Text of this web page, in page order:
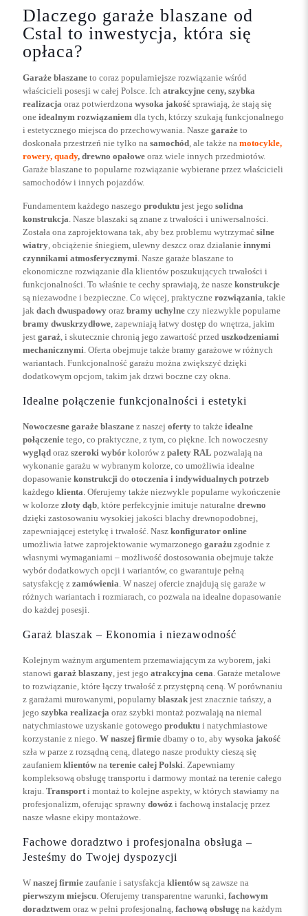
Dlaczego garaże blaszane od
Cstal to inwestycja, która się
opłaca?
Garaże blaszane to coraz popularniejsze rozwiązanie wśród
właścicieli posesji w całej Polsce. Ich atrakcyjne ceny, szybka
realizacja oraz potwierdzona wysoka jakość sprawiają, że stają się
one idealnym rozwiązaniem dla tych, którzy szukają funkcjonalnego
i estetycznego miejsca do przechowywania. Nasze garaże to
doskonała przestrzeń nie tylko na samochód, ale także na motocykle,
rowery, quady, drewno opałowe oraz wiele innych przedmiotów.
Garaże blaszane to popularne rozwiązanie wybierane przez właścicieli
samochodów i innych pojazdów.
Fundamentem każdego naszego produktu jest jego solidna
konstrukcja. Nasze blaszaki są znane z trwałości i uniwersalności.
Została ona zaprojektowana tak, aby bez problemu wytrzymać silne
wiatry, obciążenie śniegiem, ulewny deszcz oraz działanie innymi
czynnikami atmosferycznymi. Nasze garaże blaszane to
ekonomiczne rozwiązanie dla klientów poszukujących trwałości i
funkcjonalności. To właśnie te cechy sprawiają, że nasze konstrukcje
są niezawodne i bezpieczne. Co więcej, praktyczne rozwiązania, takie
jak dach dwuspadowy oraz bramy uchylne czy niezwykle popularne
bramy dwuskrzydłowe, zapewniają łatwy dostęp do wnętrza, jakim
jest garaż, i skutecznie chronią jego zawartość przed uszkodzeniami
mechanicznymi. Oferta obejmuje także bramy garażowe w różnych
wariantach. Funkcjonalność garażu można zwiększyć dzięki
dodatkowym opcjom, takim jak drzwi boczne czy okna.
Idealne połączenie funkcjonalności i estetyki
Nowoczesne garaże blaszane z naszej oferty to także idealne
połączenie tego, co praktyczne, z tym, co piękne. Ich nowoczesny
wygląd oraz szeroki wybór kolorów z palety RAL pozwalają na
wykonanie garażu w wybranym kolorze, co umożliwia idealne
dopasowanie konstrukcji do otoczenia i indywidualnych potrzeb
każdego klienta. Oferujemy także niezwykle popularne wykończenie
w kolorze złoty dąb, które perfekcyjnie imituje naturalne drewno
dzięki zastosowaniu wysokiej jakości blachy drewnopodobnej,
zapewniającej estetykę i trwałość. Nasz konfigurator online
umożliwia łatwe zaprojektowanie wymarzonego garażu zgodnie z
własnymi wymaganiami – możliwość dostosowania obejmuje także
wybór dodatkowych opcji i wariantów, co gwarantuje pełną
satysfakcję z zamówienia. W naszej ofercie znajdują się garaże w
różnych wariantach i rozmiarach, co pozwala na idealne dopasowanie
do każdej posesji.
Garaż blaszak – Ekonomia i niezawodność
Kolejnym ważnym argumentem przemawiającym za wyborem, jaki
stanowi garaż blaszany, jest jego atrakcyjna cena. Garaże metalowe
to rozwiązanie, które łączy trwałość z przystępną ceną. W porównaniu
z garażami murowanymi, popularny blaszak jest znacznie tańszy, a
jego szybka realizacja oraz szybki montaż pozwalają na niemal
natychmiastowe uzyskanie gotowego produktu i natychmiastowe
korzystanie z niego. W naszej firmie dbamy o to, aby wysoka jakość
szła w parze z rozsądną ceną, dlatego nasze produkty cieszą się
zaufaniem klientów na terenie całej Polski. Zapewniamy
kompleksową obsługę transportu i darmowy montaż na terenie całego
kraju. Transporti montaż to kolejne aspekty, w których stawiamy na
profesjonalizm, oferując sprawny dowóz i fachową instalację przez
nasze własne ekipy montażowe.
Fachowe doradztwo i profesjonalna obsługa –
Jesteśmy do Twojej dyspozycji
W naszej firmie zaufanie i satysfakcja klientów są zawsze na
pierwszym miejscu. Oferujemy transparentne warunki, fachowym
doradztwem oraz w pełni profesjonalną, fachową obsługę na każdym